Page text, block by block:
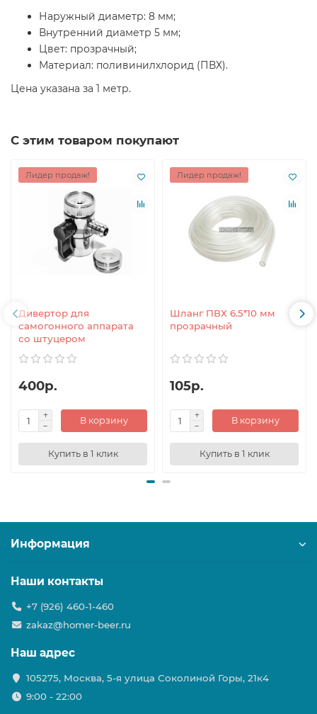
Наружный диаметр: 8 мм;
Внутренний диаметр 5 мм;
Цвет: прозрачный;
Материал: поливинилхлорид (ПВХ).
Цена указана за 1 метр.
С этим товаром покупают
Лидер продаж!
Дивертор для
самогонного аппарата
со штуцером
400р.
В корзину
Купить в 1 клик
Лидер продаж!
Шланг ПВХ 6.5*10 мм
прозрачный
105р.
В корзину
Купить в 1 клик
Информация
Наши контакты
+7 (926) 460-1-460
zakaz@homer-beer.ru
Наш адрес
105275, Москва, 5-я улица Соколиной Горы, 21к4
9:00 - 22:00